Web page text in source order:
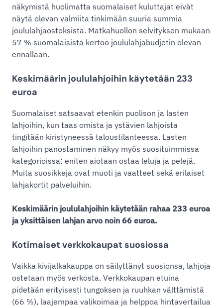
näkymistä huolimatta suomalaiset kuluttajat eivät
näytä olevan valmiita tinkimään suuria summia
joululahjaostoksista. Matkahuollon selvityksen mukaan
57 % suomalaisista kertoo joululahjabudjetin olevan
ennallaan.
Keskimäärin joululahjoihin käytetään 233
euroa
Suomalaiset satsaavat etenkin puolison ja lasten
lahjoihin, kun taas omista ja ystävien lahjoista
tingitään kiristyneessä taloustilanteessa. Lasten
lahjoihin panostaminen näkyy myös suosituimmissa
kategorioissa: eniten aiotaan ostaa leluja ja pelejä.
Muita suosikkeja ovat muoti ja vaatteet sekä erilaiset
lahjakortit palveluihin.
Keskimäärin joululahjoihin käytetään rahaa 233 euroa
ja yksittäisen lahjan arvo noin 66 euroa.
Kotimaiset verkkokaupat suosiossa
Vaikka kivijalkakauppa on säilyttänyt suosionsa, lahjoja
ostetaan myös verkosta. Verkkokaupan etuina
pidetään erityisesti tungoksen ja ruuhkan välttämistä
(66 %), laajempaa valikoimaa ja helppoa hintavertailua